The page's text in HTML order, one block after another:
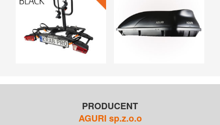
PRODUCENT
AGURI sp.z.o.o